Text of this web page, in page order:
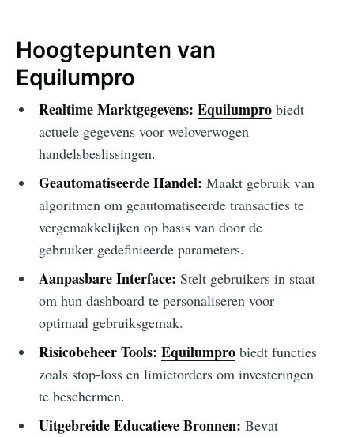
Hoogtepunten van
Equilumpro
Realtime Marktgegevens: Equilumprobiedt
actuele gegevens voor weloverwogen
handelsbeslissingen.
Geautomatiseerde Handel: Maakt gebruik van
algoritmen om geautomatiseerde transacties te
vergemakkelijken op basis van door de
gebruiker gedefinieerde parameters.
Aanpasbare Interface: Stelt gebruikers in staat
om hun dashboard te personaliseren voor
optimaal gebruiksgemak.
Risicobeheer Tools: Equilumprobiedt functies
zoals stop-loss en limietorders om investeringen
te beschermen.
Uitgebreide Educatieve Bronnen: Bevat